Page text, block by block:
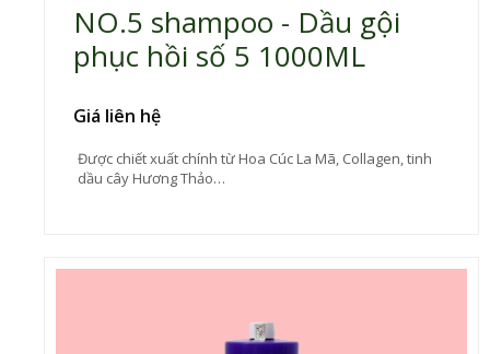
NO.5 shampoo - Dầu gội
phục hồi số 5 1000ML
Giá liên hệ
Được chiết xuất chính từ Hoa Cúc La Mã, Collagen, tinh
dầu cây Hương Thảo…